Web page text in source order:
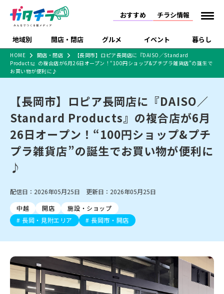
おすすめ チラシ情報
地域別 開店・閉店 グルメ イベント 暮らし
中越 上越
新潟市中央区 新潟市東区 新潟市西区
新潟市南区
新潟市江南区 新潟市秋葉区
村上・関川
新発田・聖籠
胎内・粟島
三条・加茂・田上
五泉・阿賀野・阿賀
燕・弥彦
長岡・見附
小千谷・十日町・津南
魚沼・南魚沼・湯沢
柏崎・刈羽・出雲崎
上越・妙高・糸魚川
リニューアル・移転 休業 開店まとめ
閉店まとめ
新潟市・開店
新潟市・閉店
長岡市・開店
和食 洋食
ご当地グルメ 食べ歩き テイクアウト
カフェ
居酒屋・バー 焼肉
パスタ
パン・ベーカリー
タレカツ・豚カツ
デカ盛り・大盛り
旨辛・激辛
定食・町定食 海鮮・鮨
そば・うどん
日本酒・新潟清酒
ワイン・クラフトビール
ケーキ・パフェ
ビアガーデン・暑気払い
趣味・展示会 ライブ・コンサート
セミナー・講演会 子ども向け 花火大会
住宅展示場
完成見学会 学生スポーツ
店
食品メーカー・県産
品
習い事・塾
観光スポット
温泉・入浴 ホテル
リラクゼーション・整体
スキー場
病院・クリニック
イオンモール
リバーサイド千秋
パティオPATIO
特売セール
特集・まとめ記事
セツコママ ランキング 新潟人
キャンペーン
開店まとめ
食品スーパー・コンビ
ニ
戸建住宅・マンショ
ショッピングモール・
大型施設
ドラッグストア・ホーム
センター
ファッション 生活サービス
インテリア・雑貨
外食・テイクアウト
新車・中古車・カー用品
旅行・レジャー
冠婚葬祭
習い事・塾 通販・EC
火曜セール
オープン・リニューアルセール
周年祭・感謝祭セール
年末・初売りセール
HOME 開店・閉店
【長岡市】ロピア長岡店に『DAISO／Standard
Products』の複合店が6月26日オープン！“100円ショップ&プチプラ雑貨店”の誕生で
お買い物が便利に♪
【長岡市】ロピア長岡店に『DAISO／
Standard Products』の複合店が6月
26日オープン！“100円ショップ&プチ
プラ雑貨店”の誕生でお買い物が便利に
♪
配信日：2026年05月25日 更新日：2026年05月25日
中越
開店
施設・ショップ
長岡・見附エリア
長岡市・開店